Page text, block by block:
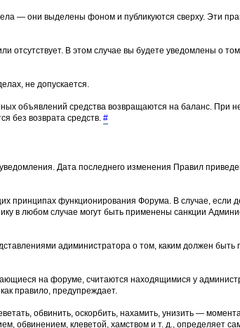
— они выделены фоном и публикуются сверху. Эти
отсутствует. В этом случае вы будете уведомлены о
не допускается.
объявлений средства возвращаются на баланс. При
без возврата средств. #
Дата последнего изменения Правил
функционирования Форума. В случае, если
в любом случае могут быть применены санкции
адиминистратора о том, каким должен
на форуме, считаются находящимися у
правило, предупреждает.
обвинить, оскорбить, нахамить, унизить —
обвинением, клеветой, хамством и т. д., определяет